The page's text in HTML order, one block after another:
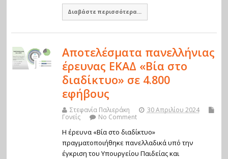
Διαβάστε περισσότερα...
Αποτελέσματα πανελλήνιας
έρευνας ΕΚΑΔ «Βία στο
διαδίκτυο» σε 4.800
εφήβους
Στεφανία Παλιεράκη
30 Απριλίου 2024
Γονείς
No Comment
Η έρευνα «Βία στο διαδίκτυο»
πραγματοποιήθηκε πανελλαδικά υπό την
έγκριση του Υπουργείου Παιδείας και